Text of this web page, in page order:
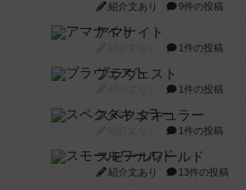
紹介文あり 9件の投稿
アマナイト
1件の投稿
ブラヴェスト
1件の投稿
スペクタキュラー
1件の投稿
スモールワールド
紹介文あり 13件の投稿